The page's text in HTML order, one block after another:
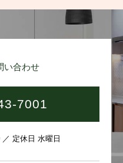
い合わせ
7001
定休日 水曜日